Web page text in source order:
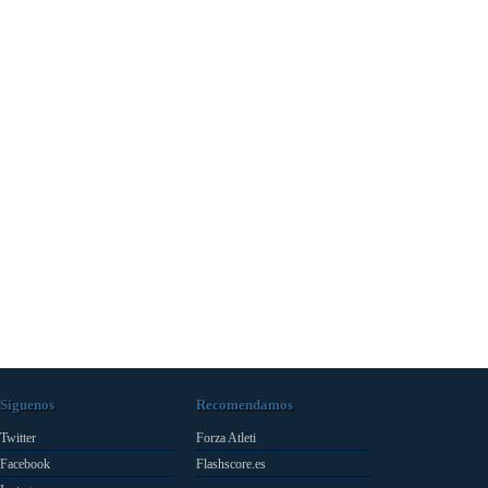
Síguenos
Twitter
Facebook
Recomendamos
Forza Atleti
Flashscore.es